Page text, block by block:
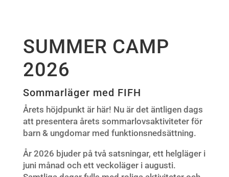
SUMMER CAMP
2026
Sommarläger med FIFH
Årets höjdpunkt är här! Nu är det äntligen dags
att presentera årets sommarlovsaktiviteter för
barn & ungdomar med funktionsnedsättning.
År 2026 bjuder på två satsningar, ett helgläger i
juni månad och ett veckoläger i augusti.